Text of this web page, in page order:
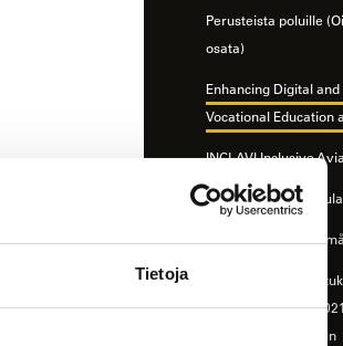
Tietoja
Perusteista poluille
osata)
Enhancing Digital
Vocational Education
INCLAVI Inclusive
LARK – Kohti
OPVA haltuun –
Ammatillisen
strategiarahoitus
oppimisympäristöjen